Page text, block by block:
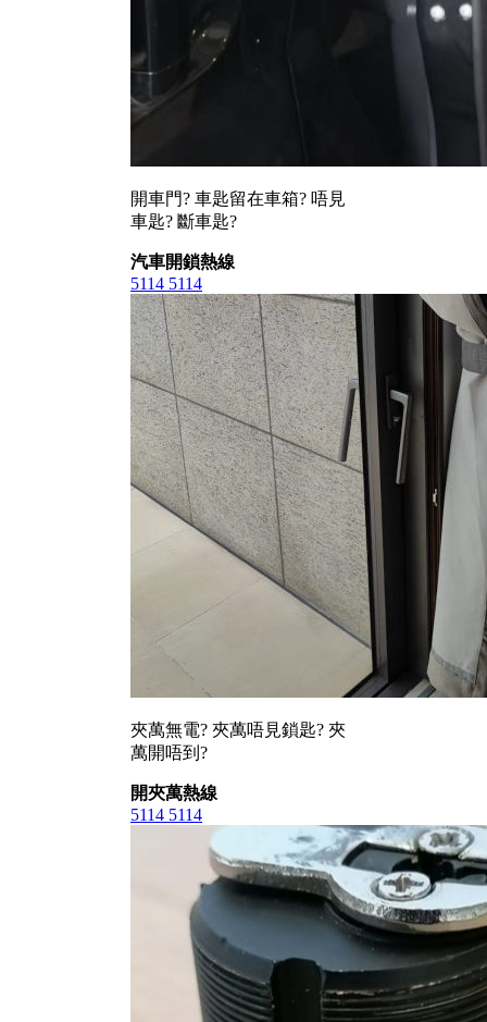
開車門? 車匙留在車箱? 唔見
車匙? 斷車匙?
汽車開鎖熱線
5114 5114
夾萬無電? 夾萬唔見鎖匙? 夾
萬開唔到?
開夾萬熱線
5114 5114